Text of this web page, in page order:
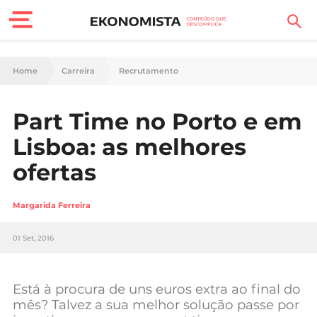
Finanças Pessoais
Carreira
Casa
Lifestyle
Sociedade
Negócios
Home Carreira Recrutamento
Part Time no Porto e em
Lisboa: as melhores
ofertas
Margarida Ferreira
01 Set, 2016
Está à procura de uns euros extra ao final do
mês? Talvez a sua melhor solução passe por